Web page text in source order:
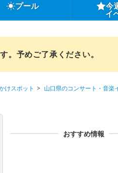
プール 今
イ
。予めご了承ください。
けスポット
山口県のコンサート・音楽
おすすめ情報